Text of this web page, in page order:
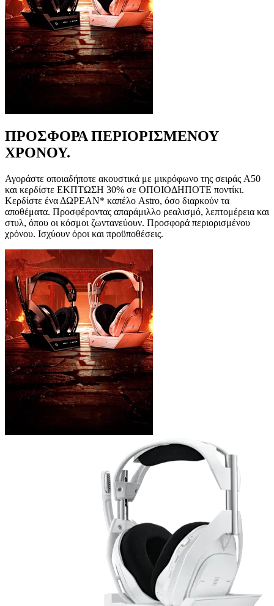
ΠΡΟΣΦΟΡΑ ΠΕΡΙΟΡΙΣΜΕΝΟΥ
ΧΡΟΝΟΥ.
Αγοράστε οποιαδήποτε ακουστικά με μικρόφωνο της σειράς A50
και κερδίστε ΕΚΠΤΩΣΗ 30% σε ΟΠΟΙΟΔΗΠΟΤΕ ποντίκι.
Κερδίστε ένα ΔΩΡΕΑΝ* καπέλο Astro, όσο διαρκούν τα
αποθέματα. Προσφέροντας απαράμιλλο ρεαλισμό, λεπτομέρεια και
στυλ, όπου οι κόσμοι ζωντανεύουν. Προσφορά περιορισμένου
χρόνου. Ισχύουν όροι και προϋποθέσεις.